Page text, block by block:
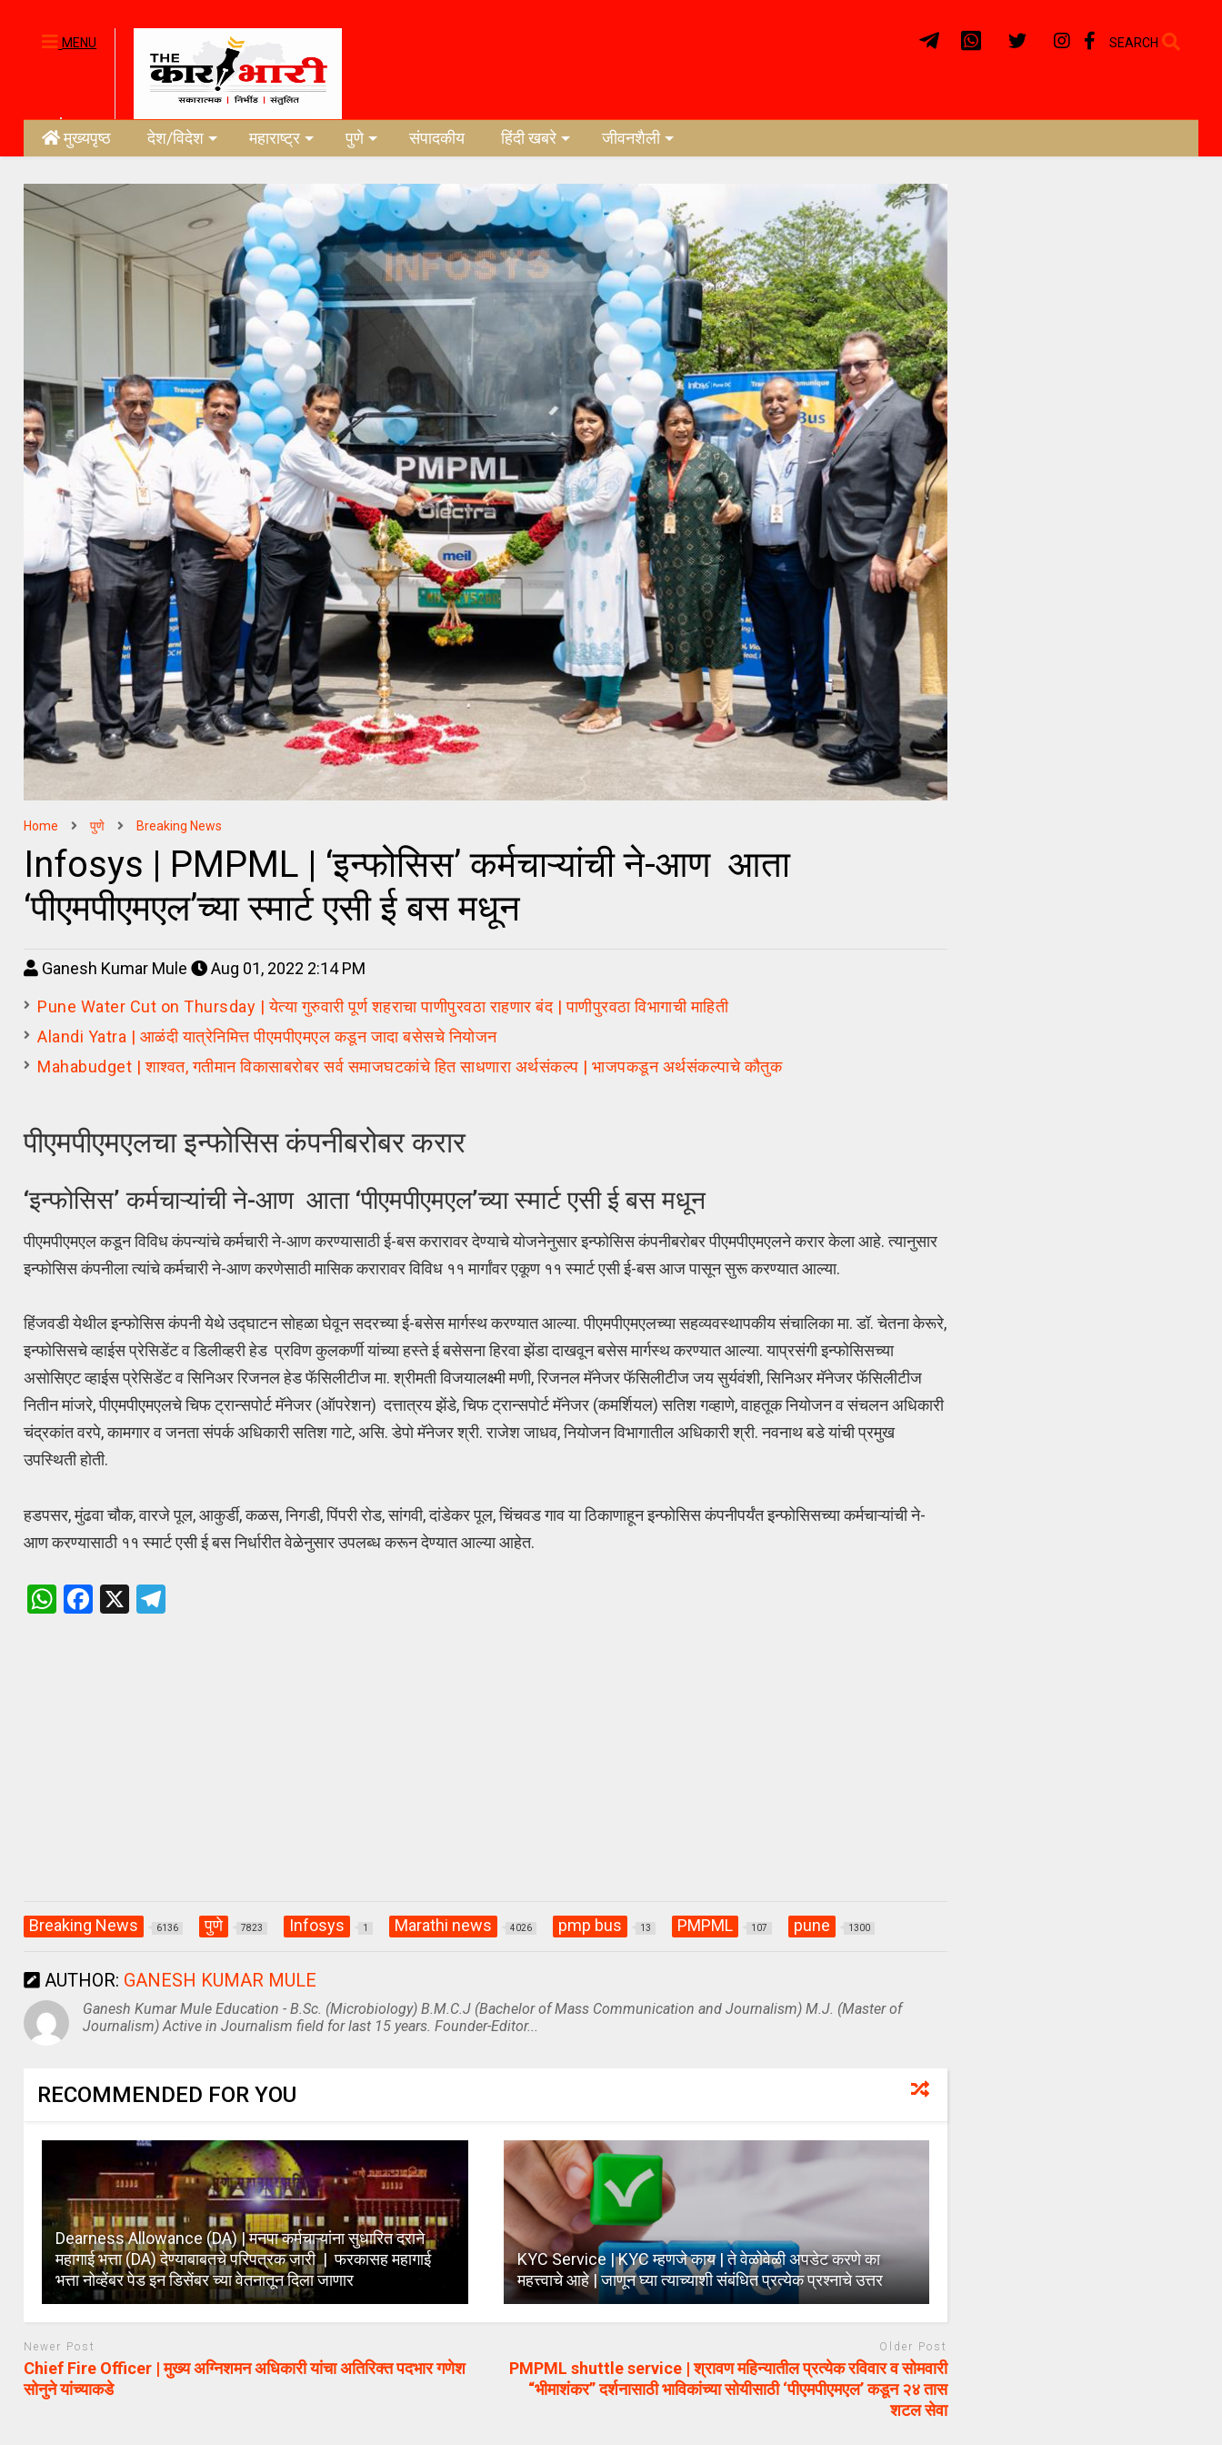
MENU SEARCH
मुख्यपृष्ठ देश/विदेश महाराष्ट्र पुणे संपादकीय हिंदी खबरे जीवनशैली
Home पुणे Breaking News
Infosys | PMPML | ‘इन्फोसिस’ कर्मचाऱ्यांची ने-आण आता
‘पीएमपीएमएल’च्या स्मार्ट एसी ई बस मधून
Ganesh Kumar Mule
Aug 01, 2022 2:14 PM
Pune Water Cut on Thursday | येत्या गुरुवारी पूर्ण शहराचा पाणीपुरवठा राहणार बंद | पाणीपुरवठा विभागाची माहिती
Alandi Yatra | आळंदी यात्रेनिमित्त पीएमपीएमएल कडून जादा बसेसचे नियोजन
Mahabudget | शाश्‍वत, गतीमान विकासाबरोबर सर्व समाजघटकांचे हित साधणारा अर्थसंकल्प | भाजपकडून अर्थसंकल्पाचे कौतुक
पीएमपीएमएलचा इन्फोसिस कंपनीबरोबर करार
‘इन्फोसिस’ कर्मचाऱ्यांची ने-आण आता ‘पीएमपीएमएल’च्या स्मार्ट एसी ई बस मधून
पीएमपीएमएल कडून विविध कंपन्यांचे कर्मचारी ने-आण करण्यासाठी ई-बस करारावर देण्याचे योजनेनुसार इन्फोसिस कंपनीबरोबर पीएमपीएमएलने करार केला आहे. त्यानुसार
इन्फोसिस कंपनीला त्यांचे कर्मचारी ने-आण करणेसाठी मासिक करारावर विविध ११ मार्गांवर एकूण ११ स्मार्ट एसी ई-बस आज पासून सुरू करण्यात आल्या.
हिंजवडी येथील इन्फोसिस कंपनी येथे उद्घाटन सोहळा घेवून सदरच्या ई-बसेस मार्गस्थ करण्यात आल्या. पीएमपीएमएलच्या सहव्यवस्थापकीय संचालिका मा. डॉ. चेतना केरूरे,
इन्फोसिसचे व्हाईस प्रेसिडेंट व डिलीव्हरी हेड प्रविण कुलकर्णी यांच्या हस्ते ई बसेसना हिरवा झेंडा दाखवून बसेस मार्गस्थ करण्यात आल्या. याप्रसंगी इन्फोसिसच्या
असोसिएट व्हाईस प्रेसिडेंट व सिनिअर रिजनल हेड फॅसिलीटीज मा. श्रीमती विजयालक्ष्मी मणी, रिजनल मॅनेजर फॅसिलीटीज जय सुर्यवंशी, सिनिअर मॅनेजर फॅसिलीटीज
नितीन मांजरे, पीएमपीएमएलचे चिफ ट्रान्सपोर्ट मॅनेजर (ऑपरेशन) दत्तात्रय झेंडे, चिफ ट्रान्सपोर्ट मॅनेजर (कमर्शियल) सतिश गव्हाणे, वाहतूक नियोजन व संचलन अधिकारी
चंद्रकांत वरपे, कामगार व जनता संपर्क अधिकारी सतिश गाटे, असि. डेपो मॅनेजर श्री. राजेश जाधव, नियोजन विभागातील अधिकारी श्री. नवनाथ बडे यांची प्रमुख
उपस्थिती होती.
हडपसर, मुंढवा चौक, वारजे पूल, आकुर्डी, कळस, निगडी, पिंपरी रोड, सांगवी, दांडेकर पूल, चिंचवड गाव या ठिकाणाहून इन्फोसिस कंपनीपर्यंत इन्फोसिसच्या कर्मचाऱ्यांची ने-
आण करण्यासाठी ११ स्मार्ट एसी ई बस निर्धारीत वेळेनुसार उपलब्ध करून देण्यात आल्या आहेत.
W F
X
Breaking News 6136 पुणे 7823 Infosys 1 Marathi news 4026 pmp bus 13 PMPML 107 pune 1300
AUTHOR: GANESH KUMAR MULE
Ganesh Kumar Mule Education - B.Sc. (Microbiology) B.M.C.J (Bachelor of Mass Communication and Journalism) M.J. (Master of
Journalism) Active in Journalism field for last 15 years. Founder-Editor...
RECOMMENDED FOR YOU
Dearness Allowance (DA) | मनपा कर्मचाऱ्यांना सुधारित दराने
महागाई भत्ता (DA) देण्याबाबतचे परिपत्रक जारी | फरकासह महागाई
भत्ता नोव्हेंबर पेड इन डिसेंबर च्या वेतनातून दिला जाणार
KYC Service | KYC म्हणजे काय | ते वेळोवेळी अपडेट करणे का
महत्त्वाचे आहे | जाणून घ्या त्याच्याशी संबंधित प्रत्येक प्रश्नाचे उत्तर
Newer Post
Chief Fire Officer | मुख्य अग्निशमन अधिकारी यांचा अतिरिक्त पदभार गणेश
सोनुने यांच्याकडे
Older Post
PMPML shuttle service | श्रावण महिन्यातील प्रत्येक रविवार व सोमवारी
“भीमाशंकर” दर्शनासाठी भाविकांच्या सोयीसाठी ‘पीएमपीएमएल’ कडून २४ तास
शटल सेवा